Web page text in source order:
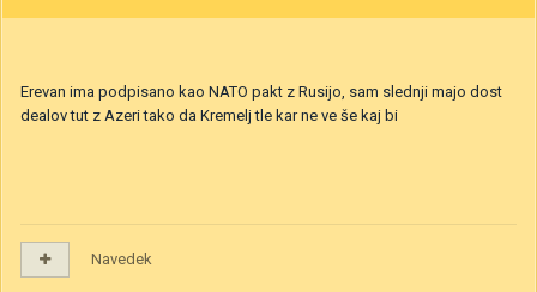
Erevan ima podpisano kao NATO pakt z Rusijo, sam slednji majo dost
dealov tut z Azeri tako da Kremelj tle kar ne ve še kaj bi
Navedek